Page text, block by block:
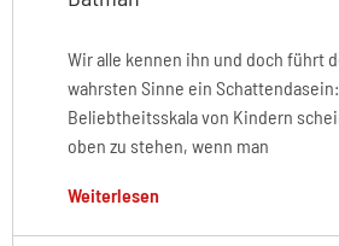
Wir alle kennen ihn und doch führt
wahrsten Sinne ein
Beliebtheitsskala von Kindern
oben zu stehen, wenn man
Weiterlesen